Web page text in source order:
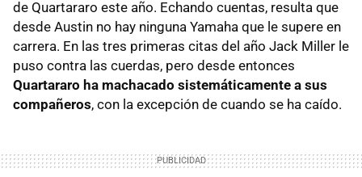
de Quartararo este año. Echando cuentas, resulta que
desde Austin no hay ninguna Yamaha que le supere en
carrera. En las tres primeras citas del año Jack Miller le
puso contra las cuerdas, pero desde entonces
Quartararo ha machacado sistemáticamente a sus
compañeros, con la excepción de cuando se ha caído.